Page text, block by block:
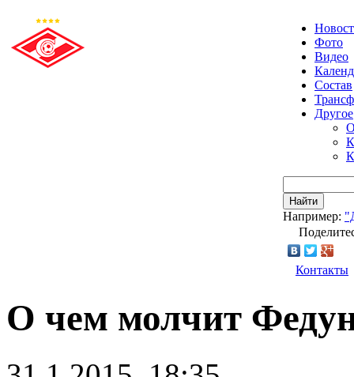
Фото
Видео
Состав
Другое
Найти
Например:
Контакты
О чем молчит